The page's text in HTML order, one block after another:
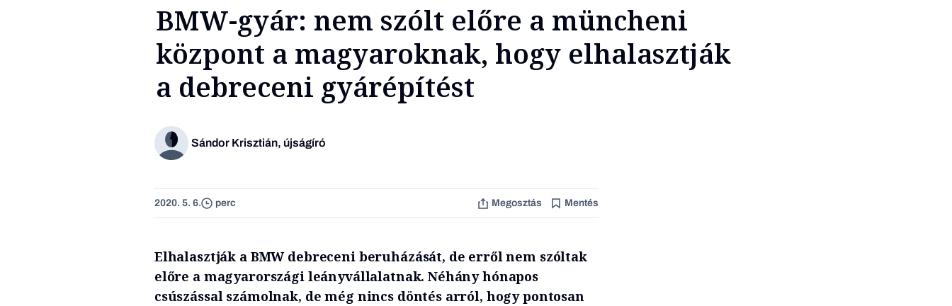
BMW-gyár: nem szólt előre a müncheni
központ a magyaroknak, hogy elhalasztják
a debreceni gyárépítést
Sándor Krisztián, újságíró
2020. 5. 6. perc Megosztás Mentés
Elhalasztják a BMW debreceni beruházását, de erről nem szóltak
előre a magyarországi leányvállalatnak. Néhány hónapos
csúszással számolnak, de még nincs döntés arról, hogy pontosan